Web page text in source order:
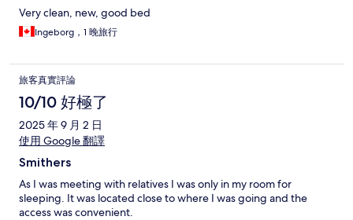
Very clean, new, good bed
Ingeborg，1 晚旅行
旅客真實評論
10/10 好極了
2025 年 9 月 2 日
使用 Google 翻譯
Smithers
As I was meeting with relatives I was only in my room for
sleeping. It was located close to where I was going and the
access was convenient.